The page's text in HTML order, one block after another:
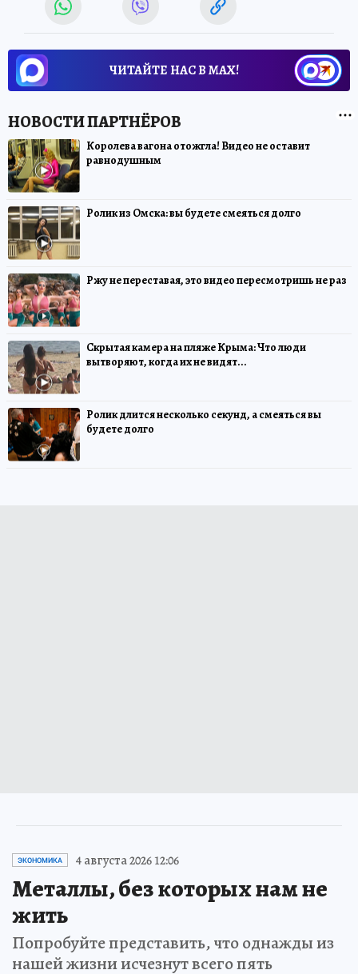
ЧИТАЙТЕ НАС В МАХ!
Королева вагона отожгла! Видео не оставит
равнодушным
Ролик из Омска: вы будете смеяться долго
Ржу не переставая, это видео пересмотришь не раз
Скрытая камера на пляже Крыма: Что люди
вытворяют, когда их не видят...
Ролик длится несколько секунд, а смеяться вы
будете долго
ЭКОНОМИКА 4 августа 2026 12:06
Металлы, без которых нам не
жить
Попробуйте представить, что однажды из
нашей жизни исчезнут всего пять